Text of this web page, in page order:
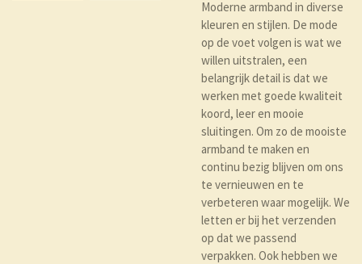
Moderne armband in diverse
kleuren en stijlen. De mode
op de voet volgen is wat we
willen uitstralen, een
belangrijk detail is dat we
werken met goede kwaliteit
koord, leer en mooie
sluitingen. Om zo de mooiste
armband te maken en
continu bezig blijven om ons
te vernieuwen en te
verbeteren waar mogelijk. We
letten er bij het verzenden
op dat we passend
verpakken. Ook hebben we